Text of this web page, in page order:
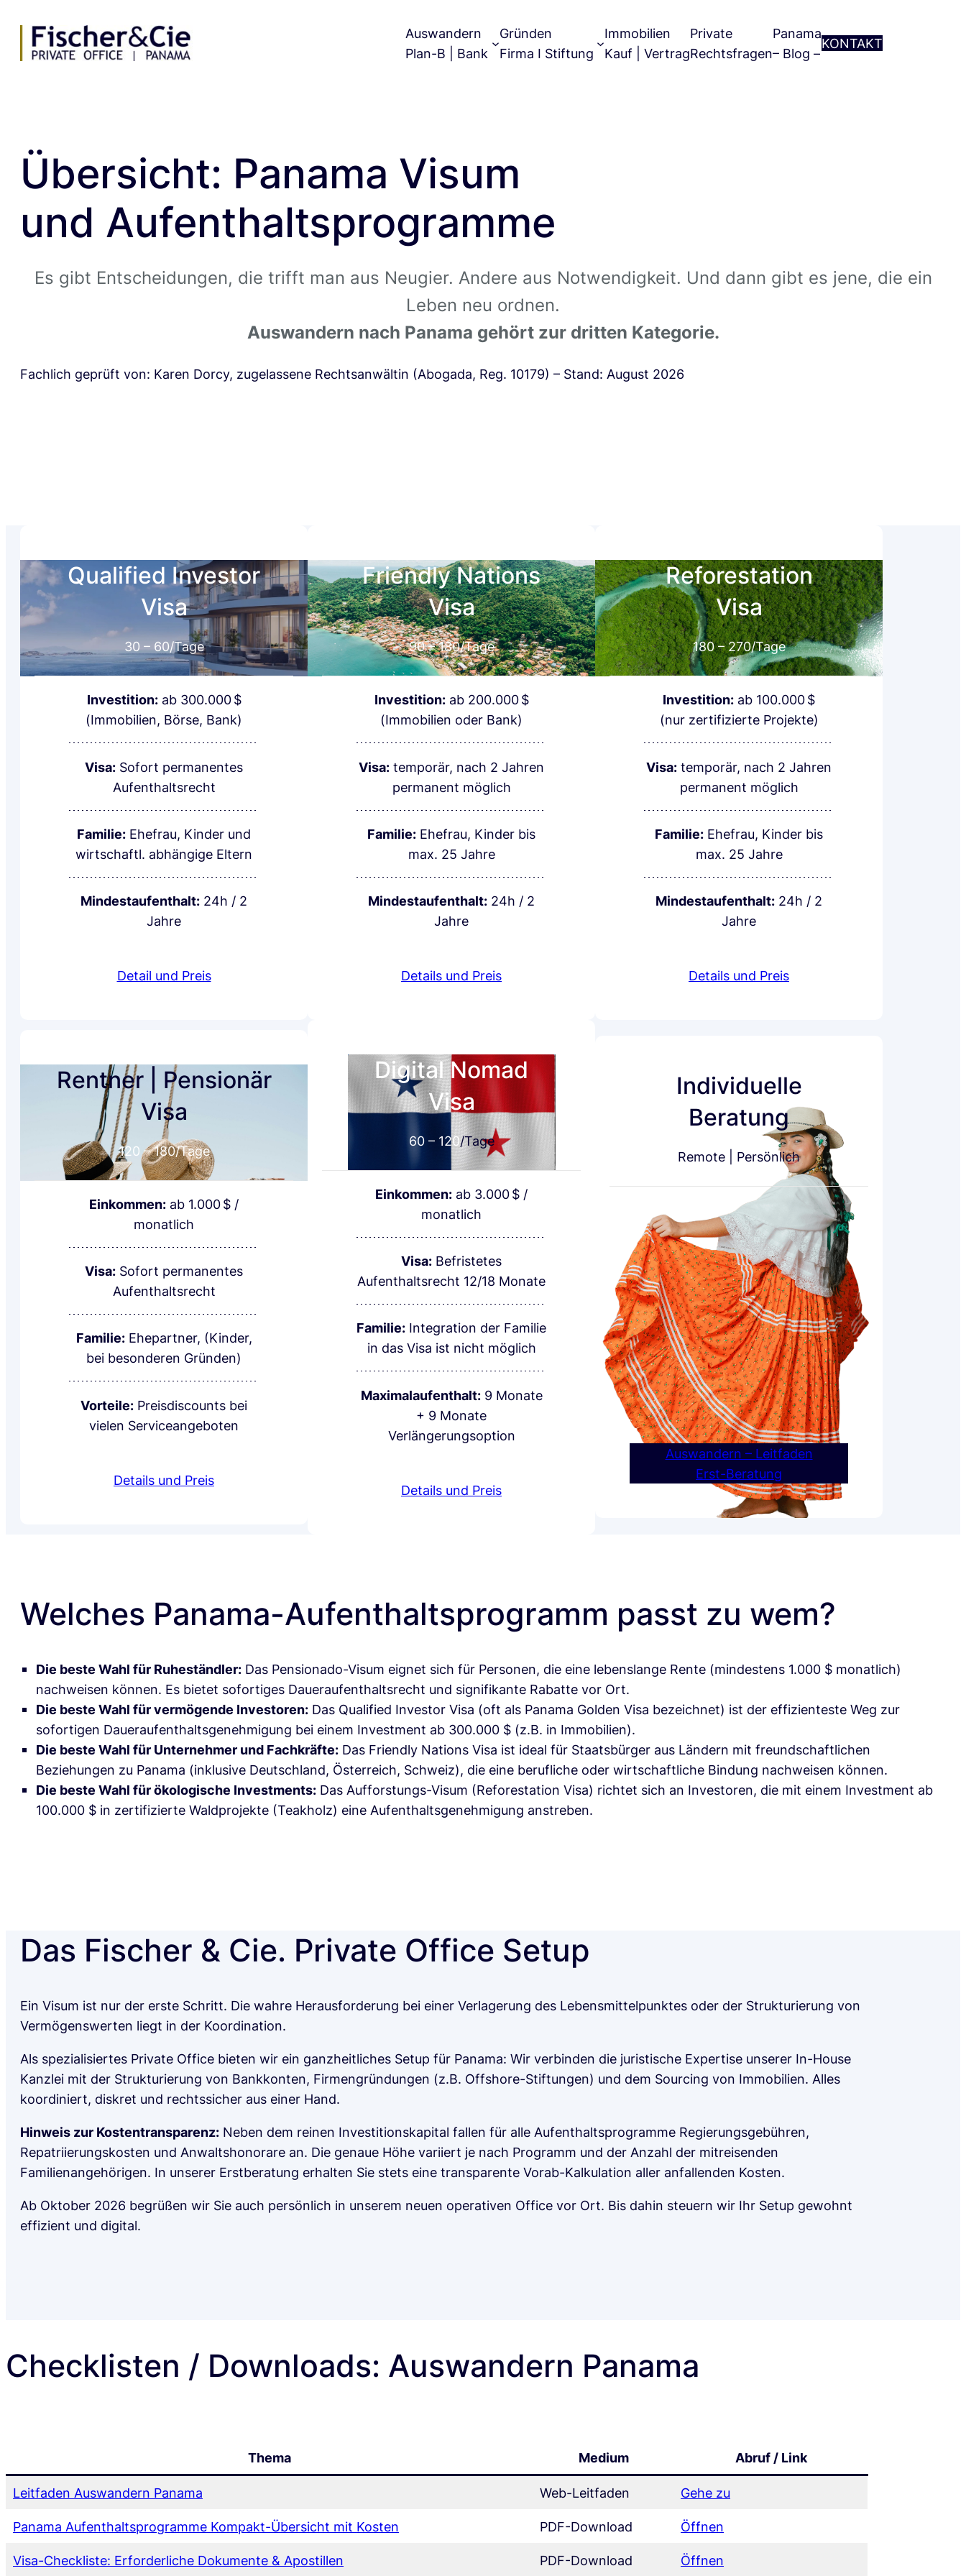
Inhalt
springen
Auswandern
Plan-B | Bank
Gründen
Firma I Stiftung
Immobilien
Kauf | Vertrag
Private
Rechtsfragen
Panama
– Blog –
KONTAKT
Übersicht: Panama Visum
und Aufenthaltsprogramme
Es gibt Entscheidungen, die trifft man aus Neugier. Andere aus Notwendigkeit. Und dann gibt es jene, die ein
Leben neu ordnen.
Auswandern nach Panama gehört zur dritten Kategorie.
Fachlich geprüft von: Karen Dorcy, zugelassene Rechtsanwältin (Abogada, Reg. 10179) – Stand: August 2026
Qualified Investor
Visa
30 – 60/Tage
Investition:ab 300.000 $
(Immobilien, Börse, Bank)
Visa: Sofort permanentes
Aufenthaltsrecht
Familie: Ehefrau, Kinder und
wirtschaftl. abhängige Eltern
Mindestaufenthalt: 24h / 2
Jahre
Detail und Preis
Friendly Nations
Visa
90 – 180/Tage
Investition:ab 200.000 $
(Immobilien oder Bank)
Visa: temporär, nach 2 Jahren
permanent möglich
Familie: Ehefrau, Kinder bis
max. 25 Jahre
Mindestaufenthalt: 24h / 2
Jahre
Details und Preis
Reforestation
Visa
180 – 270/Tage
Investition: ab 100.000 $
(nur zertifizierte Projekte)
Visa: temporär, nach 2 Jahren
permanent möglich
Familie: Ehefrau, Kinder bis
max. 25 Jahre
Mindestaufenthalt: 24h / 2
Jahre
Details und Preis
Rentner | Pensionär
Visa
120 – 180/Tage
Einkommen: ab 1.000 $ /
monatlich
Visa: Sofort permanentes
Aufenthaltsrecht
Familie:Ehepartner, (Kinder,
bei besonderen Gründen)
Vorteile: Preisdiscounts bei
vielen Serviceangeboten
Details und Preis
Digital Nomad
Visa
60 – 120/Tage
Einkommen: ab 3.000 $ /
monatlich
Visa: Befristetes
Aufenthaltsrecht 12/18 Monate
Familie: Integration der Familie
in das Visa ist nicht möglich
Maximalaufenthalt:9 Monate
+ 9 Monate
Verlängerungsoption
Details und Preis
Individuelle
Beratung
Remote | Persönlich
Auswandern – Leitfaden
Erst-Beratung
Welches Panama-Aufenthaltsprogramm passt zu wem?
Die beste Wahl für Ruheständler: Das Pensionado-Visum eignet sich für Personen, die eine lebenslange Rente (mindestens 1.000 $ monatlich)
nachweisen können. Es bietet sofortiges Daueraufenthaltsrecht und signifikante Rabatte vor Ort.
Die beste Wahl für vermögende Investoren: Das Qualified Investor Visa (oft als Panama Golden Visa bezeichnet) ist der effizienteste Weg zur
sofortigen Daueraufenthaltsgenehmigung bei einem Investment ab 300.000 $ (z.B. in Immobilien).
Die beste Wahl für Unternehmer und Fachkräfte: Das Friendly Nations Visa ist ideal für Staatsbürger aus Ländern mit freundschaftlichen
Beziehungen zu Panama (inklusive Deutschland, Österreich, Schweiz), die eine berufliche oder wirtschaftliche Bindung nachweisen können.
Die beste Wahl für ökologische Investments: Das Aufforstungs-Visum (Reforestation Visa) richtet sich an Investoren, die mit einem Investment ab
100.000 $ in zertifizierte Waldprojekte (Teakholz) eine Aufenthaltsgenehmigung anstreben.
Das Fischer & Cie. Private Office Setup
Ein Visum ist nur der erste Schritt. Die wahre Herausforderung bei einer Verlagerung des Lebensmittelpunktes oder der Strukturierung von
Vermögenswerten liegt in der Koordination.
Als spezialisiertes Private Office bieten wir ein ganzheitliches Setup für Panama: Wir verbinden die juristische Expertise unserer In-House
Kanzlei mit der Strukturierung von Bankkonten, Firmengründungen (z.B. Offshore-Stiftungen) und dem Sourcing von Immobilien. Alles
koordiniert, diskret und rechtssicher aus einer Hand.
Hinweis zur Kostentransparenz: Neben dem reinen Investitionskapital fallen für alle Aufenthaltsprogramme Regierungsgebühren,
Repatriierungskosten und Anwaltshonorare an. Die genaue Höhe variiert je nach Programm und der Anzahl der mitreisenden
Familienangehörigen. In unserer Erstberatung erhalten Sie stets eine transparente Vorab-Kalkulation aller anfallenden Kosten.
Ab Oktober 2026 begrüßen wir Sie auch persönlich in unserem neuen operativen Office vor Ort. Bis dahin steuern wir Ihr Setup gewohnt
effizient und digital.
Checklisten / Downloads: Auswandern Panama
Thema Medium Abruf / Link
Leitfaden Auswandern Panama Web-Leitfaden Gehe zu
Panama Aufenthaltsprogramme Kompakt-Übersicht mit Kosten PDF-Download Öffnen
Visa-Checkliste: Erforderliche Dokumente & Apostillen PDF-Download Öffnen